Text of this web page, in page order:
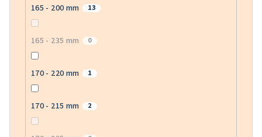
165 - 200 mm 13
165 - 235 mm 0
170 - 220 mm 1
170 - 215 mm 2